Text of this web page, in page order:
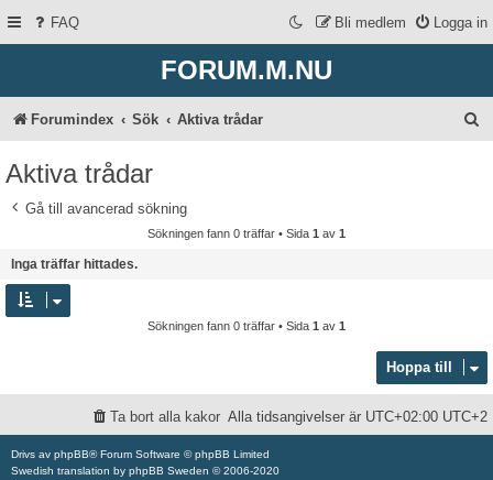
FAQ Logga in
Bli medlem
FORUM.M.NU
Forumindex Sök Aktiva trådar
Aktiva trådar
Gå till avancerad sökning
Sökningen fann 0 träffar • Sida 1 av 1
Inga träffar hittades.
Sökningen fann 0 träffar • Sida 1 av 1
Hoppa till
Alla tidsangivelser är UTC+02:00 UTC+2
Ta bort alla kakor
Drivs av phpBB® Forum Software © phpBB Limited
Swedish translation by phpBB Sweden © 2006-2020